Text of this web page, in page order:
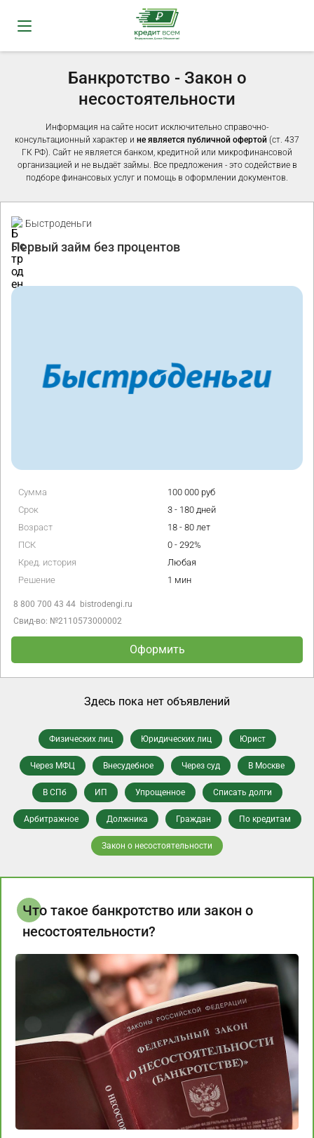
Банкротство - Закон о
несостоятельности
Информация на сайте носит исключительно справочно-
консультационный характер и не является публичной офертой (ст. 437
ГК РФ). Сайт не является банком, кредитной или микрофинансовой
организацией и не выдаёт займы. Все предложения - это содействие в
подборе финансовых услуг и помощь в оформлении документов.
Быстроденьги
Первый займ без процентов
Сумма
100 000 руб
Срок
3 - 180 дней
Возраст
18 - 80 лет
ПСК
0 - 292%
Кред. история
Любая
Решение
1 мин
8 800 700 43 44 bistrodengi.ru
Свид-во: №2110573000002
Оформить
Здесь пока нет объявлений
Физических лиц Юридических лиц Юрист
Через МФЦ Внесудебное Через суд В Москве
В СПб ИП Упрощенное Списать долги
Арбитражное Должника Граждан По кредитам
Закон о несостоятельности
Что такое банкротство или закон о
несостоятельности?